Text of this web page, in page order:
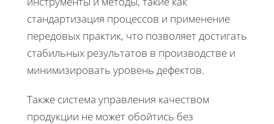
стандартизация процессов и применение
передовых практик, что позволяет достигать
стабильных результатов в производстве и
минимизировать уровень дефектов.
Также система управления качеством
продукции не может обойтись без